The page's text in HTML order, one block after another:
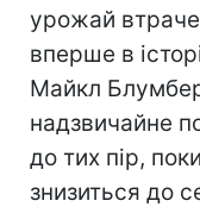
урожай
вперше в
Майкл
надзвичайне
до тих пір,
знизиться до